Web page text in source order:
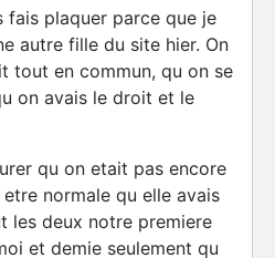
fais plaquer parce que je
autre fille du site hier. On
tout en commun, qu on se
on avais le droit et le
qu on etait pas encore
normale qu elle avais
les deux notre premiere
et demie seulement qu